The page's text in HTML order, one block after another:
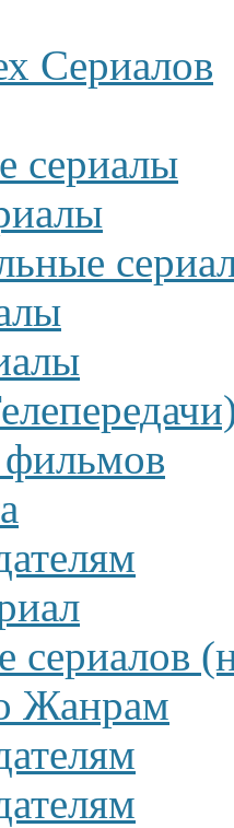
Сериалов
сериалы
сериалов
Жанрам